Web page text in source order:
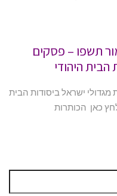
72 פרשת אמור תשפו – פסקים
הבית היהודי
פסקים ועובדות מגדולי ישראל ביסודות הבית
כאן הכותרות